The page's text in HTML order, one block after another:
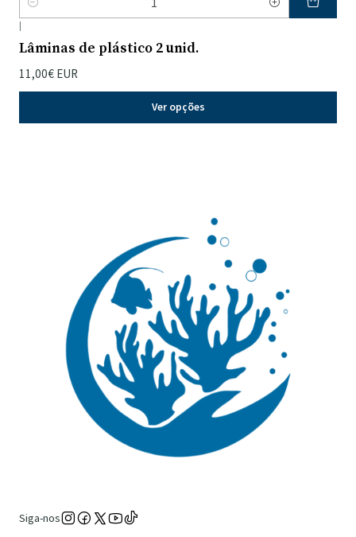
Quantidade
|
Lâminas de plástico 2 unid.
11,00€ EUR
Ver opções
Siga-nos